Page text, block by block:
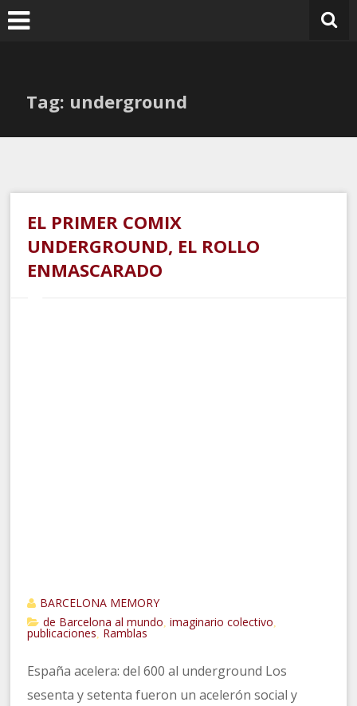
Ir
al
Tag: underground
EL PRIMER COMIX
UNDERGROUND, EL ROLLO
ENMASCARADO
BARCELONA MEMORY
de Barcelona al mundo
,imaginario colectivo
publicaciones Ramblas
España acelera: del 600 al underground Los
sesenta y setenta fueron un acelerón social y